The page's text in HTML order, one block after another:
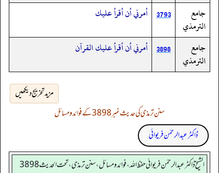
جامع
الترمذي
3793 أمرني أن أقرأ عليك
جامع
الترمذي
3898 أمرني أن أقرأ عليك القرآن
مزید تخریج دیکھیں
سنن ترمذی کی حدیث نمبر 3898 کے فوائد و مسائل
ڈاکٹر عبدالرحمٰن فریوائی
الشیخ ڈاکٹر عبد الرحمٰن فریوائی حفظ اللہ، فوائد و مسائل، سنن ترمذی، تحت الحديث 3898